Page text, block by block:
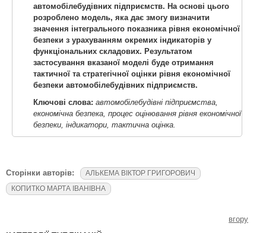
автомобілебудівних підприємств. На основі цього
розроблено модель, яка дає змогу визначити
значення інтегрального показника рівня економічної
безпеки з урахуванням окремих індикаторів у
функціональних складових. Результатом
застосування вказаної моделі буде отримання
тактичної та стратегічної оцінки рівня економічної
безпеки автомобілебудівних підприємств.
Ключові слова: автомобілебудівні підприємства,
економічна безпека, процес оцінювання рівня економічної
безпеки, індикатори, тактична оцінка.
Сторінки авторів:
АЛЬКЕМА ВІКТОР ГРИГОРОВИЧ
КОПИТКО МАРТА ІВАНІВНА
вгору